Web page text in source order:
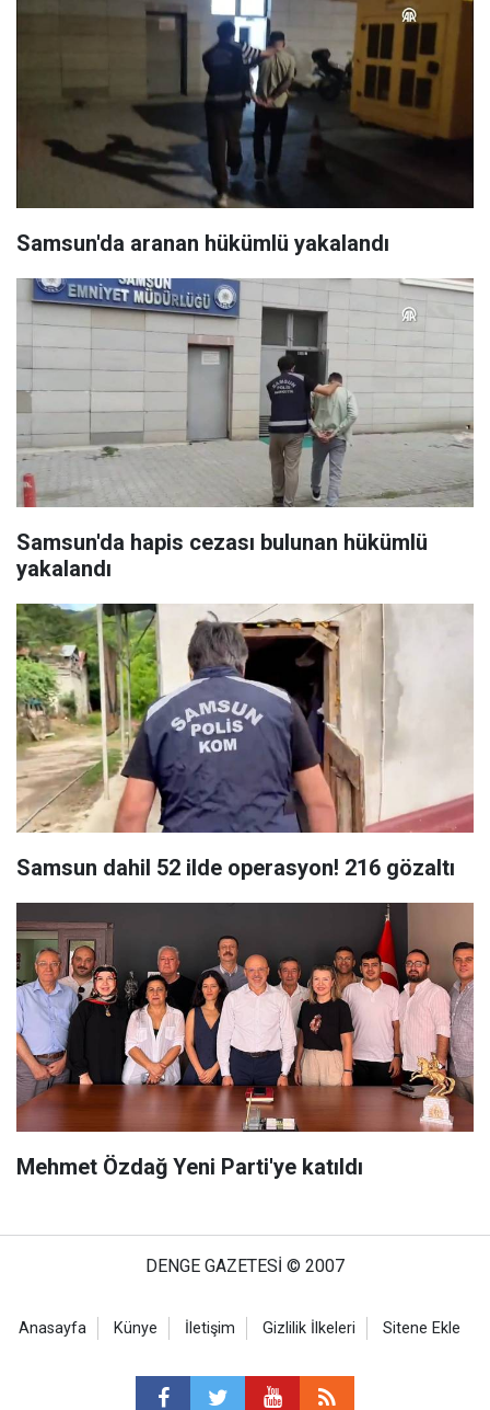
Samsun'da aranan hükümlü yakalandı
Samsun'da hapis cezası bulunan hükümlü
yakalandı
Samsun dahil 52 ilde operasyon! 216 gözaltı
Mehmet Özdağ Yeni Parti'ye katıldı
DENGE GAZETESİ © 2007
Anasayfa Künye İletişim Gizlilik İlkeleri Sitene Ekle